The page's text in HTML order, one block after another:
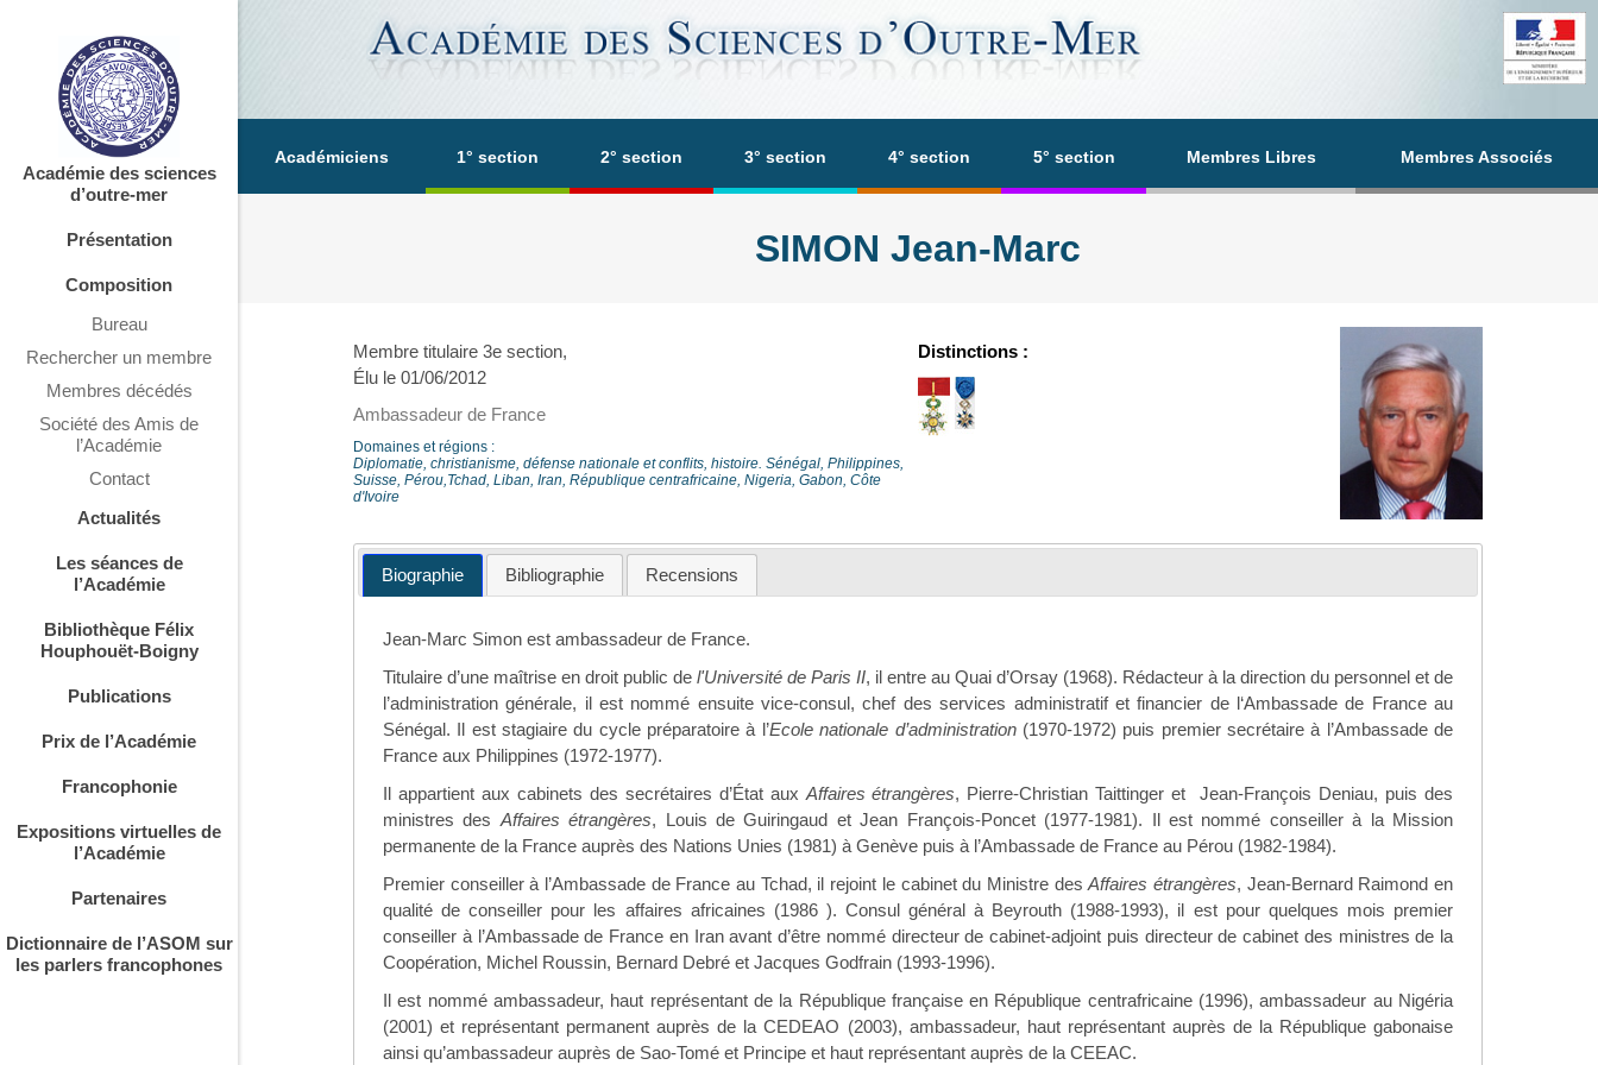
Académiciens 1° section 2° section 3° section 4° section 5° section Membres Libres Membres Associés
Académie des sciences
d’outre-mer
Présentation
Composition
Bureau
Rechercher un membre
Membres décédés
Société des Amis de
l’Académie
Contact
Actualités
Les séances de
l’Académie
Bibliothèque Félix
Houphouët-Boigny
Publications
Prix de l’Académie
Francophonie
Expositions virtuelles de
l’Académie
Partenaires
Dictionnaire de l’ASOM sur
les parlers francophones
SIMON Jean-Marc
Membre titulaire 3e section,
Élu le 01/06/2012
Ambassadeur de France
Domaines et régions :
Diplomatie, christianisme, défense nationale et conflits, histoire. Sénégal, Philippines,
Suisse, Pérou,Tchad, Liban, Iran, République centrafricaine, Nigeria, Gabon, Côte
d'Ivoire
Distinctions :
Biographie Bibliographie Recensions
Jean-Marc Simon est ambassadeur de France.
Titulaire d’une maîtrise en droit public de l'Université de Paris II, il entre au Quai d’Orsay (1968). Rédacteur à la direction du personnel et de
l’administration générale, il est nommé ensuite vice-consul, chef des services administratif et financier de l‘Ambassade de France au
Sénégal. Il est stagiaire du cycle préparatoire à l’Ecole nationale d’administration (1970-1972) puis premier secrétaire à l’Ambassade de
France aux Philippines (1972-1977).
Il appartient aux cabinets des secrétaires d’État aux Affaires étrangères, Pierre-Christian Taittinger et Jean-François Deniau, puis des
ministres des Affaires étrangères, Louis de Guiringaud et Jean François-Poncet (1977-1981). Il est nommé conseiller à la Mission
permanente de la France auprès des Nations Unies (1981) à Genève puis à l’Ambassade de France au Pérou (1982-1984).
Premier conseiller à l’Ambassade de France au Tchad, il rejoint le cabinet du Ministre desAffaires étrangères, Jean-Bernard Raimond en
qualité de conseiller pour les affaires africaines (1986 ). Consul général à Beyrouth (1988-1993), il est pour quelques mois premier
conseiller à l’Ambassade de France en Iran avant d’être nommé directeur de cabinet-adjoint puis directeur de cabinet des ministres de la
Coopération, Michel Roussin, Bernard Debré et Jacques Godfrain (1993-1996).
Il est nommé ambassadeur, haut représentant de la République française en République centrafricaine (1996), ambassadeur au Nigéria
(2001) et représentant permanent auprès de la CEDEAO (2003), ambassadeur, haut représentant auprès de la République gabonaise
ainsi qu’ambassadeur auprès de Sao-Tomé et Principe et haut représentant auprès de la CEEAC.